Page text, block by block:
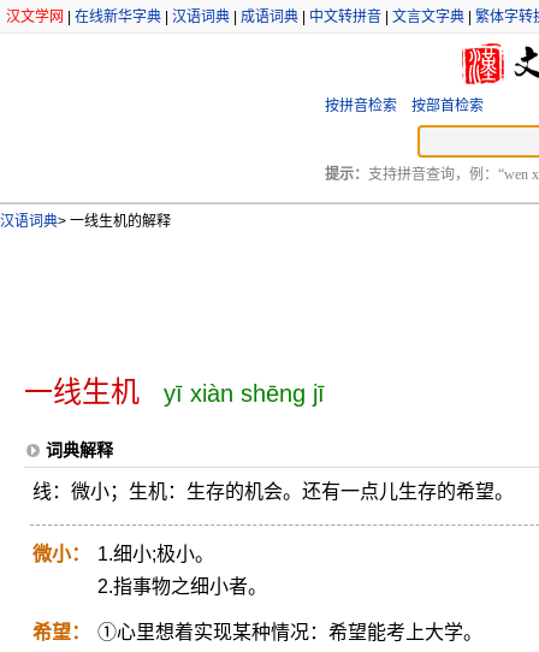
汉文学网 在线新华字典 汉语词典 成语词典 中文转拼音 文言文字典 繁体字转
按拼音检索 按部首检索
提示： 支持拼音查询，例：“wen
汉语词典> 一线生机的解释
一线生机 yī xiàn shēng jī
词典解释
线：微小；生机：生存的机会。还有一点儿生存的希望。
微小：
1.细小;极小。
2.指事物之细小者。
希望：
①心里想着实现某种情况：希望能考上大学。